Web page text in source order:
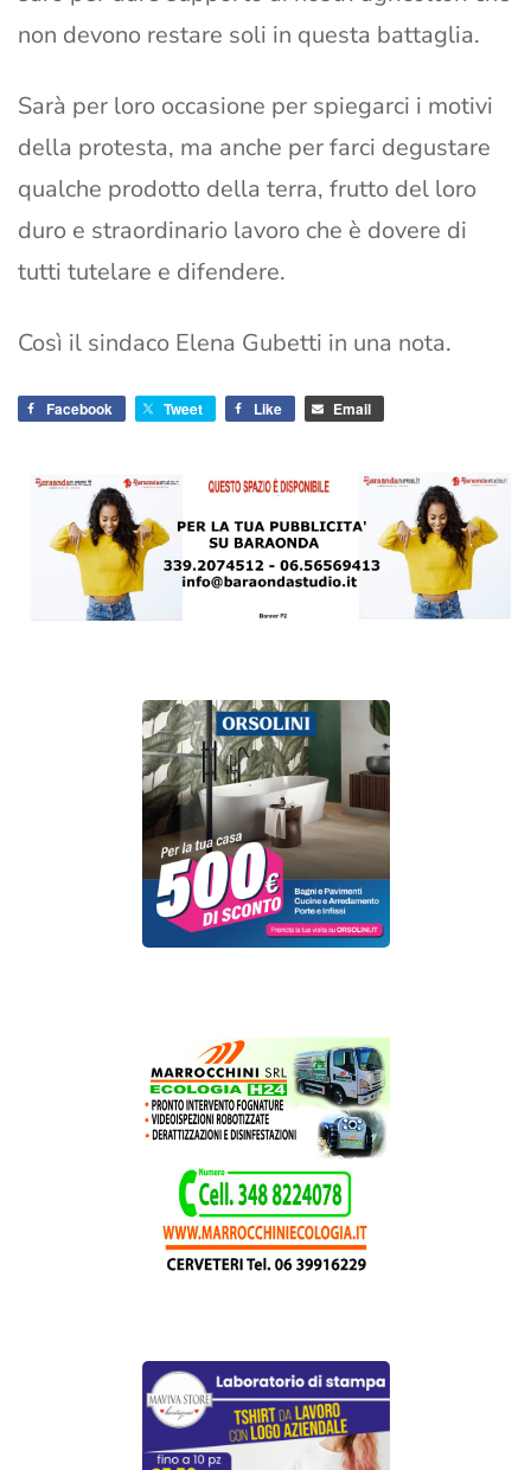
non devono restare soli in questa battaglia.
Sarà per loro occasione per spiegarci i motivi
della protesta, ma anche per farci degustare
qualche prodotto della terra, frutto del loro
duro e straordinario lavoro che è dovere di
tutti tutelare e difendere.
Così il sindaco Elena Gubetti in una nota.
Facebook Tweet Like Email